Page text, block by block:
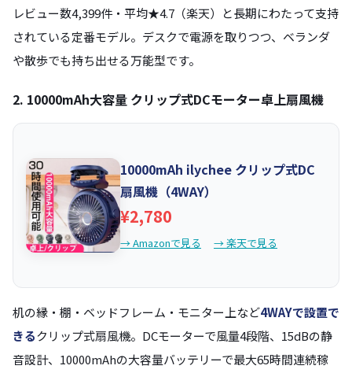
レビュー数4,399件・平均★4.7（楽天）と長期にわたって支持
されている定番モデル。デスクで電源を取りつつ、ベランダ
や散歩でも持ち出せる万能型です。
2. 10000mAh大容量 クリップ式DCモーター卓上扇風機
10000mAh ilychee クリップ式DC
扇風機（4WAY）
¥2,780
→ Amazonで見る → 楽天で見る
机の縁・棚・ベッドフレーム・モニター上など4WAYで設置で
きるクリップ式扇風機。DCモーターで風量4段階、15dBの静
音設計、10000mAhの大容量バッテリーで最大65時間連続稼